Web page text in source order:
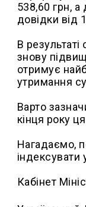
538,60 грн,
довідки від
В
знову
отримує
утримання
Варто
кінця року
Нагадаємо,
індексувати
Кабінет